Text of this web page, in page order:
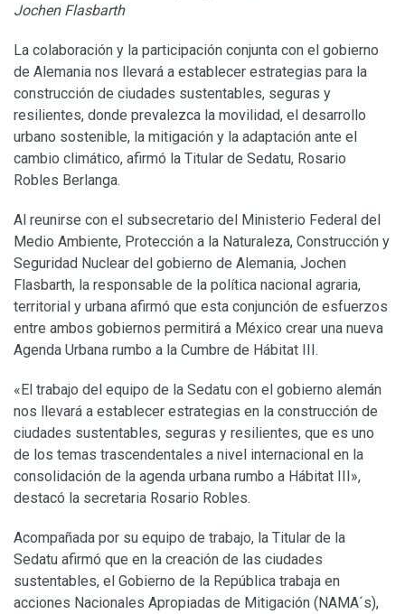
Jochen Flasbarth
La colaboración y la participación conjunta con el gobierno
de Alemania nos llevará a establecer estrategias para la
construcción de ciudades sustentables, seguras y
resilientes, donde prevalezca la movilidad, el desarrollo
urbano sostenible, la mitigación y la adaptación ante el
cambio climático, afirmó la Titular de Sedatu, Rosario
Robles Berlanga.
Al reunirse con el subsecretario del Ministerio Federal del
Medio Ambiente, Protección a la Naturaleza, Construcción y
Seguridad Nuclear del gobierno de Alemania, Jochen
Flasbarth, la responsable de la política nacional agraria,
territorial y urbana afirmó que esta conjunción de esfuerzos
entre ambos gobiernos permitirá a México crear una nueva
Agenda Urbana rumbo a la Cumbre de Hábitat III.
«El trabajo del equipo de la Sedatu con el gobierno alemán
nos llevará a establecer estrategias en la construcción de
ciudades sustentables, seguras y resilientes, que es uno
de los temas trascendentales a nivel internacional en la
consolidación de la agenda urbana rumbo a Hábitat III»,
destacó la secretaria Rosario Robles.
Acompañada por su equipo de trabajo, la Titular de la
Sedatu afirmó que en la creación de las ciudades
sustentables, el Gobierno de la República trabaja en
acciones Nacionales Apropiadas de Mitigación (NAMA´s),